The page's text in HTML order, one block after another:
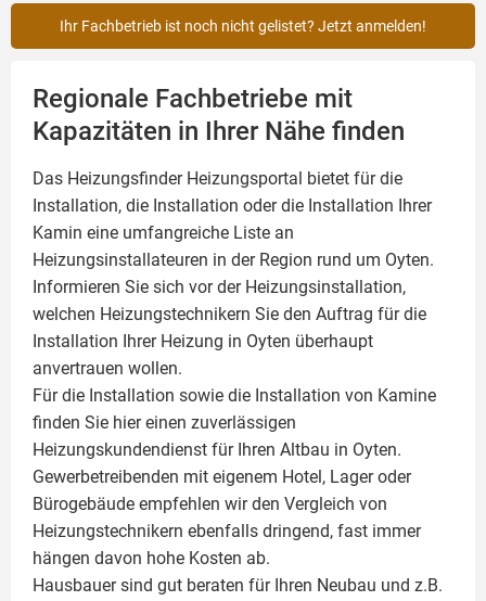
Ihr Fachbetrieb ist noch nicht gelistet? Jetzt anmelden!
Regionale Fachbetriebe mit
Kapazitäten in Ihrer Nähe finden
Das Heizungsfinder Heizungsportal bietet für die
Installation, die Installation oder die Installation Ihrer
Kamin eine umfangreiche Liste an
Heizungsinstallateuren in der Region rund um Oyten.
Informieren Sie sich vor der Heizungsinstallation,
welchen Heizungstechnikern Sie den Auftrag für die
Installation Ihrer Heizung in Oyten überhaupt
anvertrauen wollen.
Für die Installation sowie die Installation von Kamine
finden Sie hier einen zuverlässigen
Heizungskundendienst für Ihren Altbau in Oyten.
Gewerbetreibenden mit eigenem Hotel, Lager oder
Bürogebäude empfehlen wir den Vergleich von
Heizungstechnikern ebenfalls dringend, fast immer
hängen davon hohe Kosten ab.
Hausbauer sind gut beraten für Ihren Neubau und z.B.